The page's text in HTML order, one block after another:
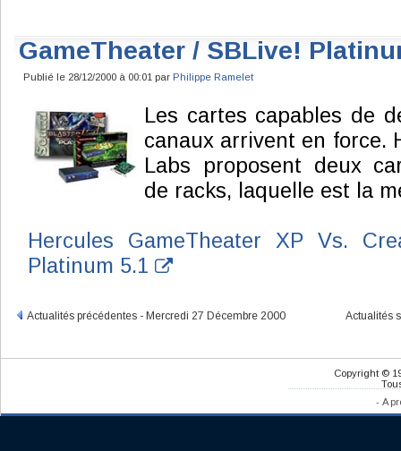
GameTheater / SBLive!
Publié le 28/12/2000 à 00:01 par Philippe Ramelet
Les cartes capables de
canaux arrivent en force.
Labs proposent deux
de racks, laquelle est la
Hercules GameTheater XP Vs.
Platinum 5.1
Actualités précédentes - Mercredi 27 Décembre 2000 Actualités
Copyright ©
- A